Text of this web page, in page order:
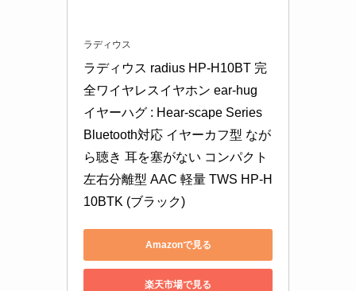
ラディウス
ラディウス radius HP-H10BT 完
全ワイヤレスイヤホン ear-hug
イヤーハグ : Hear-scape Series
Bluetooth対応 イヤーカフ型 なが
ら聴き 耳を塞がない コンパクト
左右分離型 AAC 軽量 TWS HP-H
10BTK (ブラック)
Amazonで見る
楽天市場で見る